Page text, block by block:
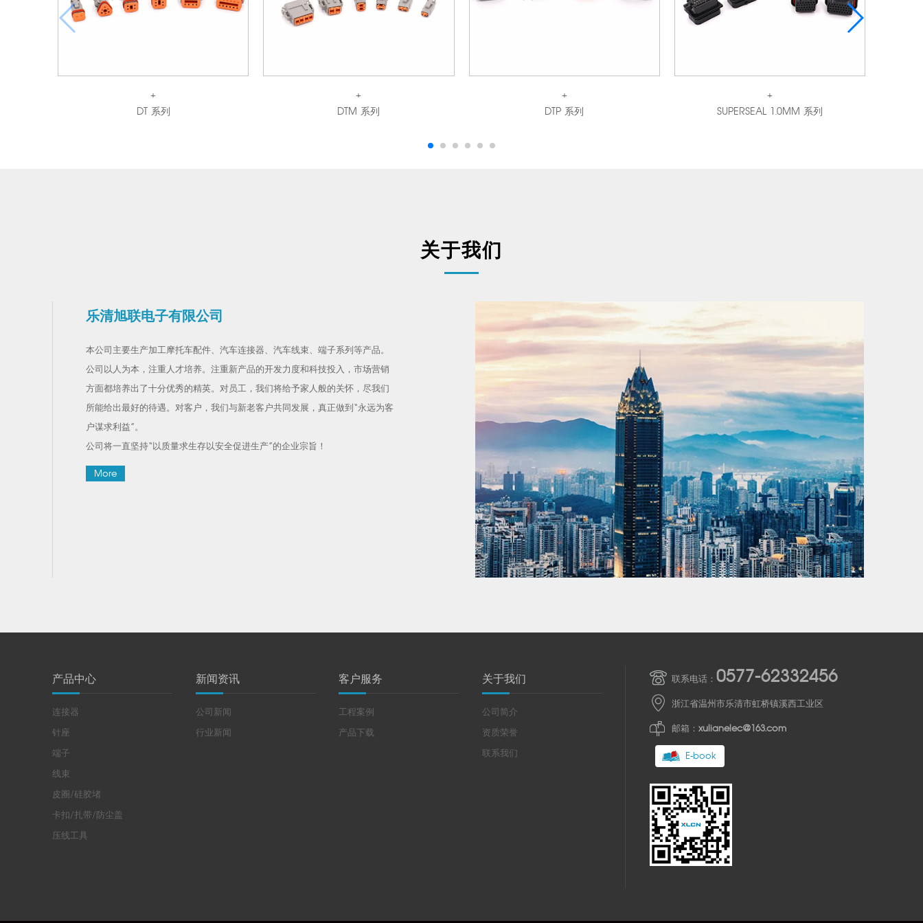
+
DT 系列
+
DTM 系列
+
DTP 系列
+
SUPERSEAL 1.0MM 系列
关于我们
乐清旭联电子有限公司
本公司主要生产加工摩托车配件、汽车连接器、汽车线束、端子系列等产品。
公司以人为本，注重人才培养。注重新产品的开发力度和科技投入，市场营销
方面都培养出了十分优秀的精英。对员工，我们将给予家人般的关怀，尽我们
所能给出最好的待遇。对客户，我们与新老客户共同发展，真正做到“永远为客
户谋求利益”。
公司将一直坚持“以质量求生存以安全促进生产”的企业宗旨！
More
产品中心
连接器
针座
端子
线束
皮圈/硅胶堵
卡扣/扎带/防尘盖
压线工具
新闻资讯
公司新闻
行业新闻
客户服务
工程案例
产品下载
关于我们
公司简介
资质荣誉
联系我们
联系电话：0577-62332456
浙江省温州市乐清市虹桥镇溪西工业区
邮箱：xulianelec@163.com
E-book